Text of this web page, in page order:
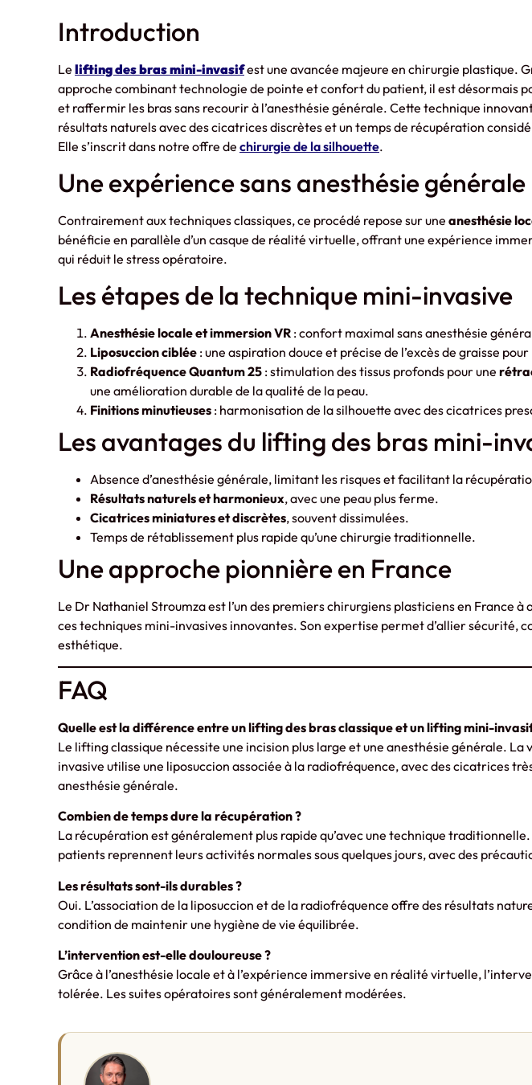
Introduction
Le lifting des bras mini-invasifest une avancée majeure en chirurgie plastique.
approche combinant technologie de pointe et confort du patient, il est désormais
et raffermir les bras sans recourir à l’anesthésie générale. Cette technique
résultats naturels avec des cicatrices discrètes et un temps de récupération
Elle s’inscrit dans notre offre de chirurgie de la silhouette.
Une expérience sans anesthésie générale
Contrairement aux techniques classiques, ce procédé repose sur une anesthésie
bénéficie en parallèle d’un casque de réalité virtuelle, offrant une expérience
qui réduit le stress opératoire.
Les étapes de la technique mini-invasive
Anesthésie locale et immersion VR : confort maximal sans anesthésie
Liposuccion ciblée : une aspiration douce et précise de l’excès de graisse
Radiofréquence Quantum 25 : stimulation des tissus profonds pour une
une amélioration durable de la qualité de la peau.
Finitions minutieuses : harmonisation de la silhouette avec des cicatrices
Les avantages du lifting des bras mini-
Absence d’anesthésie générale, limitant les risques et facilitant la
Résultats naturels et harmonieux, avec une peau plus ferme.
Cicatrices miniatures et discrètes, souvent dissimulées.
Temps de rétablissement plus rapide qu’une chirurgie traditionnelle.
Une approche pionnière en France
Le Dr Nathaniel Stroumza est l’un des premiers chirurgiens plasticiens en France
ces techniques mini-invasives innovantes. Son expertise permet d’allier sécurité,
esthétique.
FAQ
Quelle est la différence entre un lifting des bras classique et un lifting mini-
Le lifting classique nécessite une incision plus large et une anesthésie générale. La
invasive utilise une liposuccion associée à la radiofréquence, avec des cicatrices
anesthésie générale.
Combien de temps dure la récupération ?
La récupération est généralement plus rapide qu’avec une technique
patients reprennent leurs activités normales sous quelques jours, avec des
Les résultats sont-ils durables ?
Oui. L’association de la liposuccion et de la radiofréquence offre des résultats
condition de maintenir une hygiène de vie équilibrée.
L’intervention est-elle douloureuse ?
Grâce à l’anesthésie locale et à l’expérience immersive en réalité virtuelle,
tolérée. Les suites opératoires sont généralement modérées.